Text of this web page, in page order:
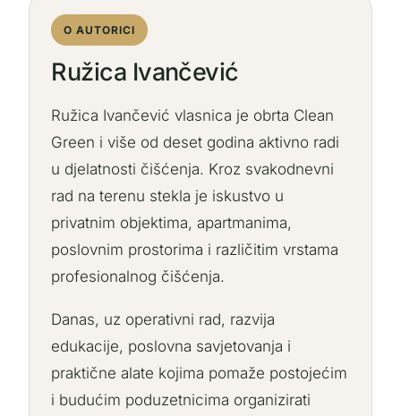
O AUTORICI
Ružica Ivančević
Ružica Ivančević vlasnica je obrta Clean
Green i više od deset godina aktivno radi
u djelatnosti čišćenja. Kroz svakodnevni
rad na terenu stekla je iskustvo u
privatnim objektima, apartmanima,
poslovnim prostorima i različitim vrstama
profesionalnog čišćenja.
Danas, uz operativni rad, razvija
edukacije, poslovna savjetovanja i
praktične alate kojima pomaže postojećim
i budućim poduzetnicima organizirati